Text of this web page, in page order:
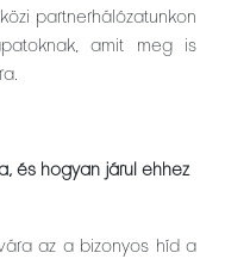
partnerhálózatunkon
amit meg is
és hogyan járul ehhez
az a bizonyos híd a